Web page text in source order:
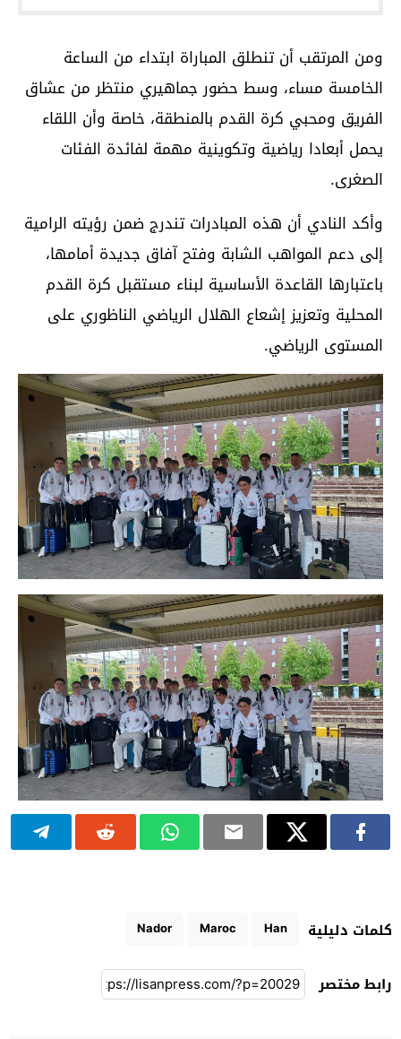
ومن المرتقب أن تنطلق المباراة ابتداء من الساعة
الخامسة مساء، وسط حضور جماهيري منتظر من عشاق
الفريق ومحبي كرة القدم بالمنطقة، خاصة وأن اللقاء
يحمل أبعادا رياضية وتكوينية مهمة لفائدة الفئات
الصغرى.
وأكد النادي أن هذه المبادرات تندرج ضمن رؤيته الرامية
إلى دعم المواهب الشابة وفتح آفاق جديدة أمامها،
باعتبارها القاعدة الأساسية لبناء مستقبل كرة القدم
المحلية وتعزيز إشعاع الهلال الرياضي الناظوري على
المستوى الرياضي.
كلمات دليلية Han
Maroc
Nador
رابط مختصر